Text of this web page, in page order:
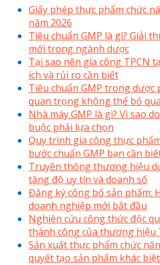
Giấy phép thực phẩm chức
năm 2026
Tiêu chuẩn GMP là gì? Giải
mới trong ngành dược
Tại sao nên gia công TPCN
ích và rủi ro cần biết
Tiêu chuẩn GMP trong dược
quan trọng không thể bỏ qua
Nhà máy GMP là gì? Vì sao
buộc phải lựa chọn
Quy trình gia công thực
bước chuẩn GMP bạn cần
Truyền thông thương hiệu
tăng độ uy tín và doanh số
Đăng ký công bố sản phẩm:
doanh nghiệp mới bắt đầu
Nghiên cứu công thức độc
thành công của thương hiệu
Sản xuất thực phẩm chức
quyết tạo sản phẩm khác